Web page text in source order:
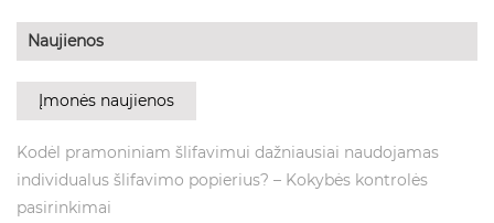
Naujienos
Įmonės naujienos
Kodėl pramoniniam šlifavimui dažniausiai naudojamas
individualus šlifavimo popierius? – Kokybės kontrolės
pasirinkimai